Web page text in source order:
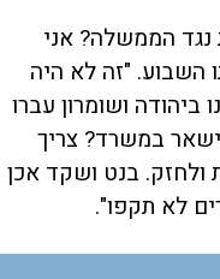
הממשלה? אני
השבוע. "זה לא היה
ושומרון עברו
במשרד? צריך
ולחזק. בנט ושקד אכן
לא תקפו".